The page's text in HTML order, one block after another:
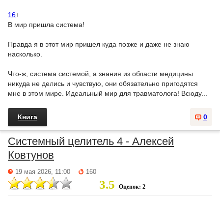
16+
В мир пришла система!
Правда я в этот мир пришел куда позже и даже не знаю
насколько.
Что-ж, система системой, а знания из области медицины
никуда не делись и чувствую, они обязательно пригодятся
мне в этом мире. Идеальный мир для травматолога! Всюду...
0
Книга
Системный целитель 4 - Алексей
Ковтунов
19 мая 2026, 11:00 160
3.5 Оценок: 2